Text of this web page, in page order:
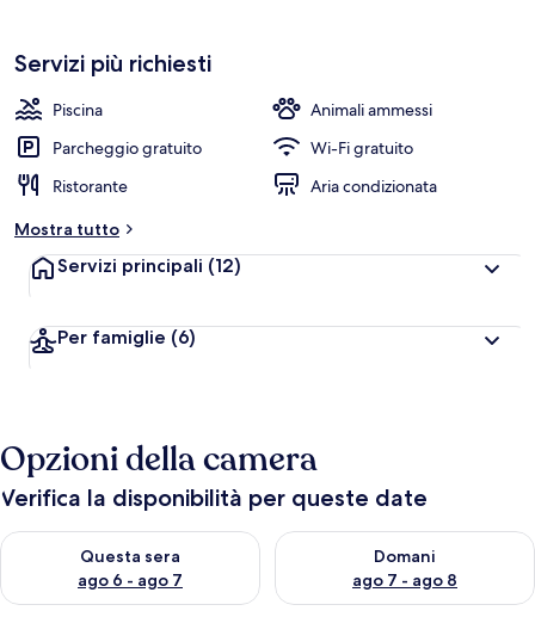
Servizi più richiesti
Piscina
Animali ammessi
Parcheggio gratuito
Wi-Fi gratuito
Ristorante
Aria condizionata
Mostra tutto
Servizi principali (12)
Per famiglie (6)
Opzioni della camera
Verifica la disponibilità per queste date
Questa sera
ago 6 - ago 7
Verifica la disponibilità per questa sera, ago 6 - ago 7
Domani
ago 7 - ago 8
Verifica la disponibilità per